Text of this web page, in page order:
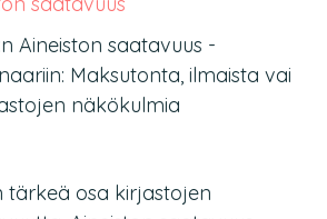
Aineiston saatavuus -
Maksutonta, ilmaista vai
näkökulmia
tärkeä osa kirjastojen